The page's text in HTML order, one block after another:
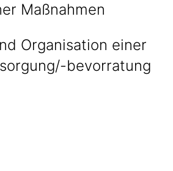
Maßnahmen
Organisation einer
bevorratung